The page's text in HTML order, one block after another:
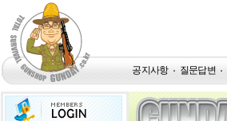
공지사항 질문답변